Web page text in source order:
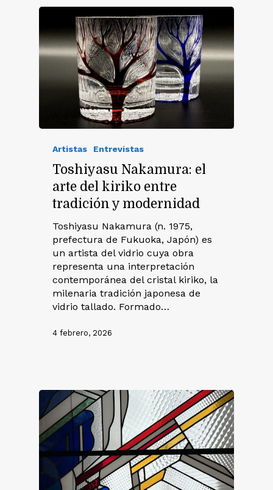
Artistas Entrevistas
Toshiyasu Nakamura: el
arte del kiriko entre
tradición y modernidad
Toshiyasu Nakamura (n. 1975,
prefectura de Fukuoka, Japón) es
un artista del vidrio cuya obra
representa una interpretación
contemporánea del cristal kiriko, la
milenaria tradición japonesa de
vidrio tallado. Formado…
4 febrero, 2026